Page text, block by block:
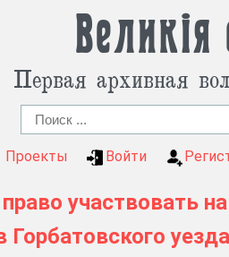
Великія
Первая архивная
Проекты Войти
участвовать